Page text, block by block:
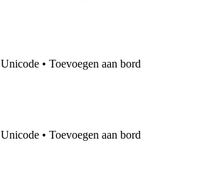
Unicode • Toevoegen aan bord
Unicode • Toevoegen aan bord